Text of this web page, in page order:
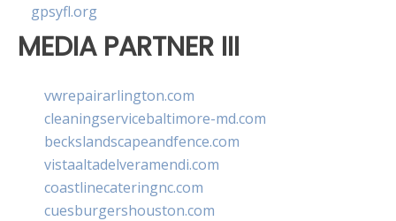
gpsyfl.org
MEDIA PARTNER III
vwrepairarlington.com
cleaningservicebaltimore-md.com
beckslandscapeandfence.com
vistaaltadelveramendi.com
coastlinecateringnc.com
cuesburgershouston.com